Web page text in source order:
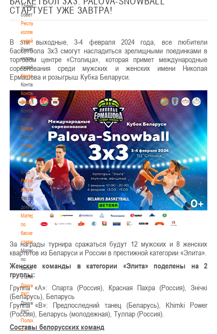
Тренерский
совет
Республиканская
коллегия
судей
Республиканская
коллегия
судей
Контакты
Контакты
Контакты
федерации
Контакты
федерации
Документы
Документы
Устав
БФБ
Устав
БФБ
Регламентирующие
документы
Регламентирующие
документы
Материалы
по
баскетбольной
статистике
Материалы
по
баскетбольной
статистике
Документы
РКС
Документы
РКС
Положение
о
СТАРТУЕТ УЖЕ ЗАВТРА!
В эти выходные, 3-4 февраля 2024 года, все любители
баскетбола 3х3 смогут насладиться зрелищными поединками в
торговом центре «Столица», которая примет международные
соревнования среди мужских и женских имени Николая
Ермашова и розыгрыш Кубка Беларуси.
За награды турнира сражаться будут 12 мужских и 8 женских
квартетов из Беларуси и России в престижной категории «Элита».
Женские команды в категории «Элита» поделены на 2
группы:
Группа «А»: Спарта (Россия), Красная Пахра (Россия), Знічкі
(Беларусь), Беларусь
Группа «B»: Предпоследний танец (Беларусь), Khimki Power
(Россия), Беларусь (молодежная), Тулпар (Россия).
Составы белорусских команд